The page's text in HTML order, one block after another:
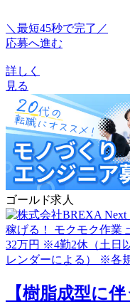
＼最短45秒で完了／
応募へ進む
詳しく
見る
ゴールド求人
【樹脂成型に